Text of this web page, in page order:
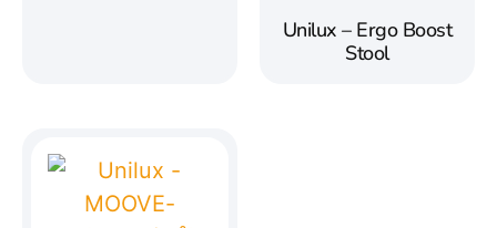
Unilux – Ergo Boost
Stool